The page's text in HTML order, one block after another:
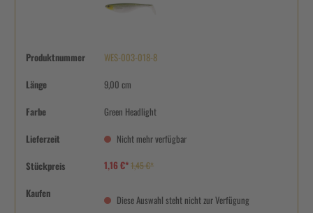
Produktnummer WES-003-018-8
Länge 9,00 cm
Farbe Green Headlight
Lieferzeit Nicht mehr verfügbar
Stückpreis 1,16 €*1,45 €*
Kaufen
Diese Auswahl steht nicht zur Verfügung